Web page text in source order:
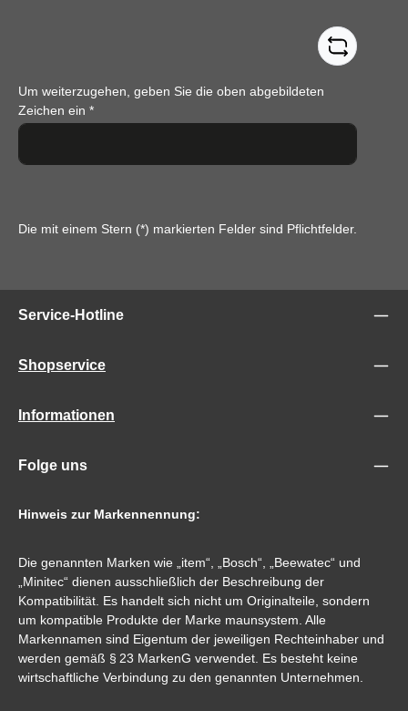
Um weiterzugehen, geben Sie die oben abgebildeten
Zeichen ein *
Die mit einem Stern (*) markierten Felder sind Pflichtfelder.
Service-Hotline
Shopservice
Informationen
Folge uns
Hinweis zur Markennennung:
Die genannten Marken wie „item“, „Bosch“, „Beewatec“ und
„Minitec“ dienen ausschließlich der Beschreibung der
Kompatibilität. Es handelt sich nicht um Originalteile, sondern
um kompatible Produkte der Marke maunsystem. Alle
Markennamen sind Eigentum der jeweiligen Rechteinhaber und
werden gemäß § 23 MarkenG verwendet. Es besteht keine
wirtschaftliche Verbindung zu den genannten Unternehmen.